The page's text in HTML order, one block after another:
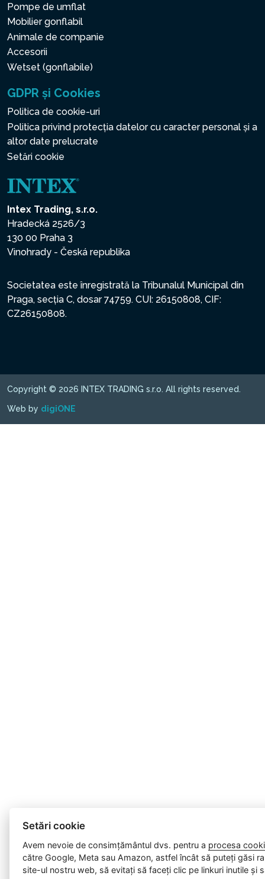
Pompe de umflat
Mobilier gonflabil
Animale de companie
Accesorii
Wetset (gonflabile)
GDPR și Cookies
Politica de cookie-uri
Politica privind protecția datelor cu caracter personal și a
altor date prelucrate
Setări cookie
Intex Trading, s.r.o.
Hradecká 2526/3
130 00 Praha 3
Vinohrady - Česká republika
Societatea este înregistrată la Tribunalul Municipal din
Praga, secția C, dosar 74759. CUI: 26150808, CIF:
CZ26150808.
Copyright © 2026 INTEX TRADING s.r.o. All rights reserved.
Web by digiONE
Setări cookie
Avem nevoie de consimțământul dvs. pentru a procesa
către Google, Meta sau Amazon, astfel încât să puteți găsi
site-ul nostru web, să evitați să faceți clic pe linkuri inutile și